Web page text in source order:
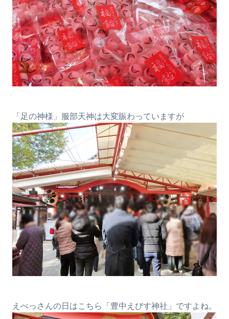
「足の神様」服部天神は大変賑わっていますが
えべっさんの日はこちら「豊中えびす神社」ですよね。